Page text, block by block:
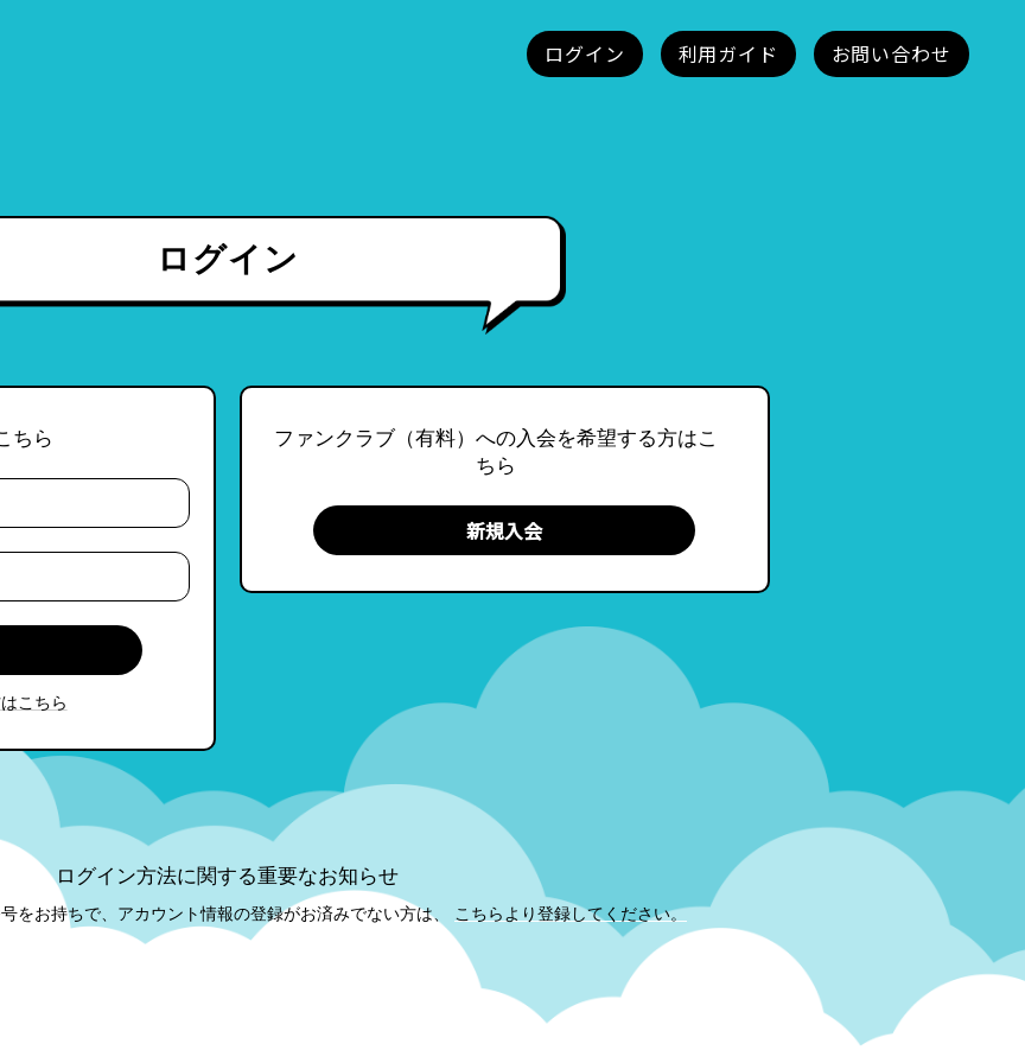
ログイン
ちら
こちら
ファンクラブ（有料）への入会を希望する方はこ
ちら
ログイン方法に関する重要なお知らせ
をお持ちで、アカウント情報の登録がお済みでない方は、 こちらより登録してください。